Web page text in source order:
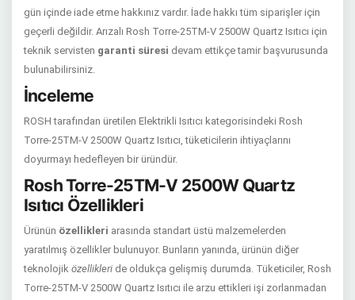
gün içinde iade etme hakkınız vardır. İade hakkı tüm siparişler için
geçerli değildir. Arızalı Rosh Torre-25TM-V 2500W Quartz Isıtıcı için
teknik servisten garanti süresi devam ettikçe tamir başvurusunda
bulunabilirsiniz.
İnceleme
ROSH tarafından üretilen Elektrikli Isıtıcı kategorisindeki Rosh
Torre-25TM-V 2500W Quartz Isıtıcı, tüketicilerin ihtiyaçlarını
doyurmayı hedefleyen bir üründür.
Rosh Torre-25TM-V 2500W Quartz
Isıtıcı Özellikleri
Ürünün özellikleri arasında standart üstü malzemelerden
yaratılmış özellikler bulunuyor. Bunların yanında, ürünün diğer
teknolojik özellikleri de oldukça gelişmiş durumda. Tüketiciler, Rosh
Torre-25TM-V 2500W Quartz Isıtıcı ile arzu ettikleri işi zorlanmadan